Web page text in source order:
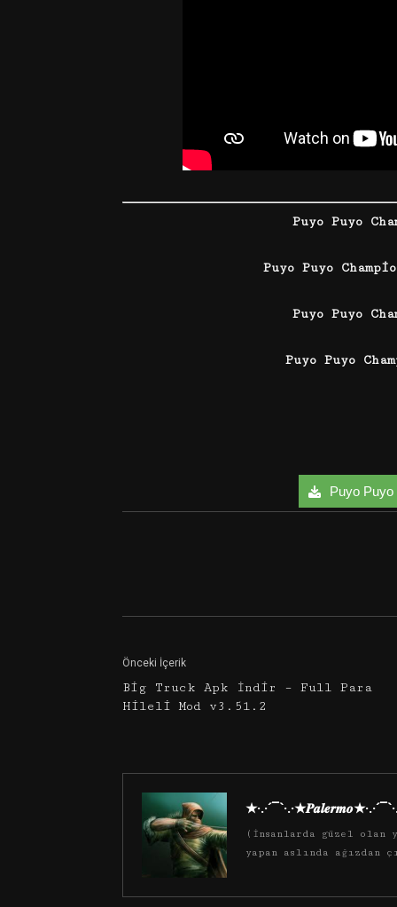
Puyo Puyo
Puyo Puyo
Puyo Puyo
Puyo Puyo
Puyo
Önceki İçerik
Big Truck Apk İndir – Full Para
Hileli Mod v3.51.2
(İnsanlarda güzel olan
yapan aslında ağızdan